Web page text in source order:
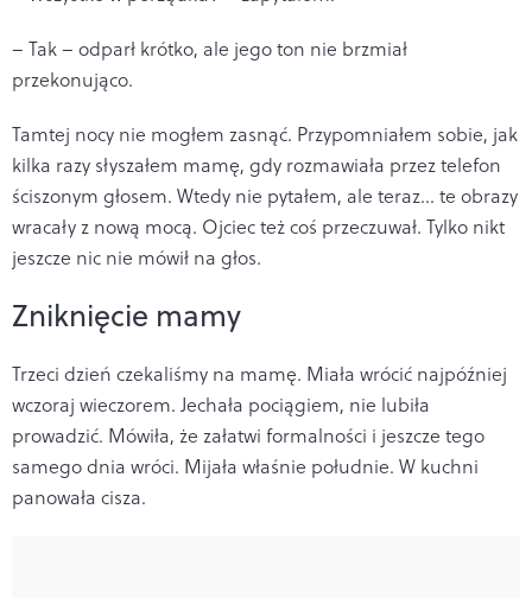
– Tak – odparł krótko, ale jego ton nie brzmiał
przekonująco.
Tamtej nocy nie mogłem zasnąć. Przypomniałem sobie, jak
kilka razy słyszałem mamę, gdy rozmawiała przez telefon
ściszonym głosem. Wtedy nie pytałem, ale teraz... te obrazy
wracały z nową mocą. Ojciec też coś przeczuwał. Tylko nikt
jeszcze nic nie mówił na głos.
Zniknięcie mamy
Trzeci dzień czekaliśmy na mamę. Miała wrócić najpóźniej
wczoraj wieczorem. Jechała pociągiem, nie lubiła
prowadzić. Mówiła, że załatwi formalności i jeszcze tego
samego dnia wróci. Mijała właśnie południe. W kuchni
panowała cisza.